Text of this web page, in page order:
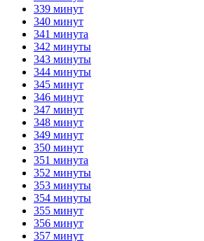
339 минут
340 минут
341 минута
342 минуты
343 минуты
344 минуты
345 минут
346 минут
347 минут
348 минут
349 минут
350 минут
351 минута
352 минуты
353 минуты
354 минуты
355 минут
356 минут
357 минут